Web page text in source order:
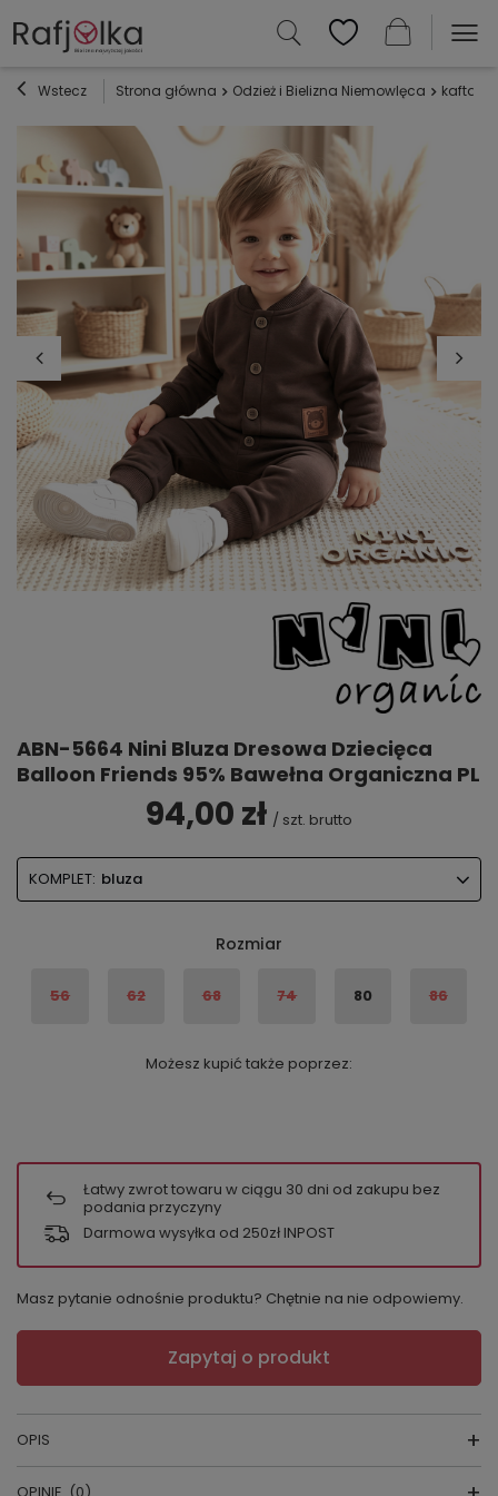
Wstecz Strona główna Odzież i Bielizna Niemowlęca
ABN-5664 Nini Bluza Dresowa Dziecięca
Balloon Friends 95% Bawełna Organiczna PL
94,00 zł / szt. brutto
KOMPLET: bluza
Rozmiar
56 62 68 74 80 86
Możesz kupić także poprzez:
Łatwy zwrot towaru w ciągu 30 dni od zakupu bez
podania przyczyny
Darmowa wysyłka od 250zł INPOST
Masz pytanie odnośnie produktu? Chętnie na nie odpowiemy.
Zapytaj o produkt
OPIS